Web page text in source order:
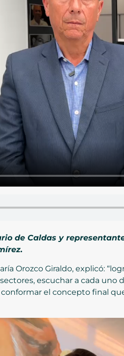
de Caldas y
Orozco Giraldo, explicó:
escuchar a cada uno
el concepto final